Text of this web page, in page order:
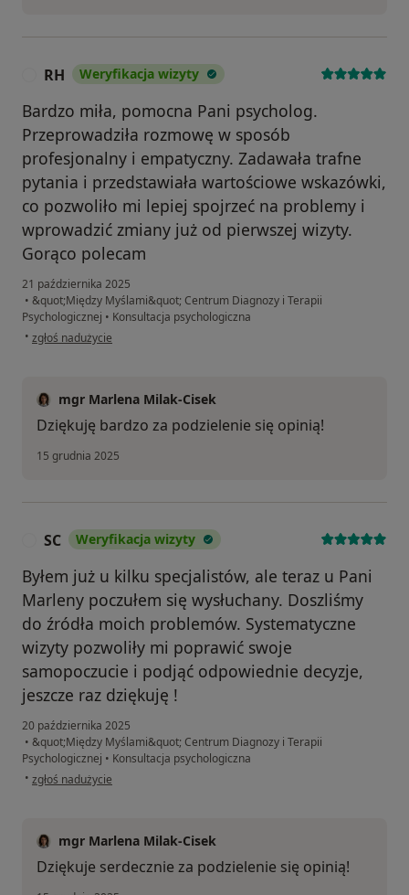
RH Weryfikacja wizyty
Bardzo miła, pomocna Pani psycholog.
Przeprowadziła rozmowę w sposób
profesjonalny i empatyczny. Zadawała trafne
pytania i przedstawiała wartościowe wskazówki,
co pozwoliło mi lepiej spojrzeć na problemy i
wprowadzić zmiany już od pierwszej wizyty.
Gorąco polecam
21 października 2025
• &quot;Między Myślami&quot; Centrum Diagnozy i Terapii
Psychologicznej • Konsultacja psychologiczna
• w opinii użytkownika RH
zgłoś nadużycie
mgr Marlena Milak-Cisek
Dziękuję bardzo za podzielenie się opinią!
15 grudnia 2025
SC Weryfikacja wizyty
Byłem już u kilku specjalistów, ale teraz u Pani
Marleny poczułem się wysłuchany. Doszliśmy
do źródła moich problemów. Systematyczne
wizyty pozwoliły mi poprawić swoje
samopoczucie i podjąć odpowiednie decyzje,
jeszcze raz dziękuję !
20 października 2025
• &quot;Między Myślami&quot; Centrum Diagnozy i Terapii
Psychologicznej • Konsultacja psychologiczna
• w opinii użytkownika SC
zgłoś nadużycie
mgr Marlena Milak-Cisek
Dziękuje serdecznie za podzielenie się opinią!